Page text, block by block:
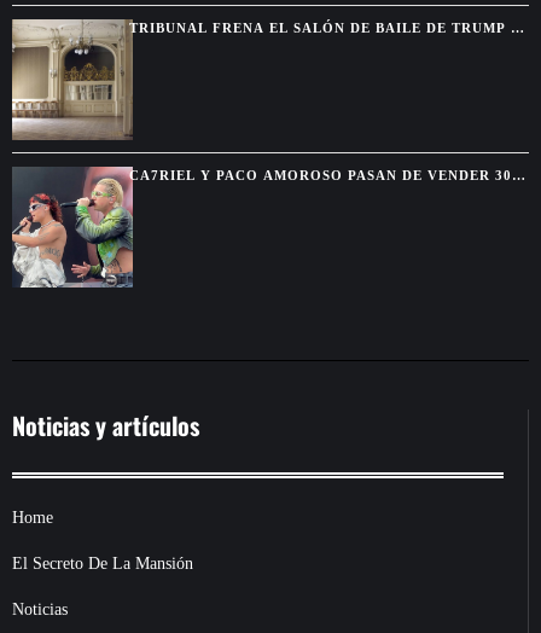
TRIBUNAL FRENA EL SALÓN DE BAILE DE TRUMP Y
CA7RIEL Y PACO AMOROSO PASAN DE VENDER 300
BOLETOS A REUNIR 15.000 FANS EN MÉXICO
Noticias y artículos
Home
El Secreto De La Mansión
Noticias